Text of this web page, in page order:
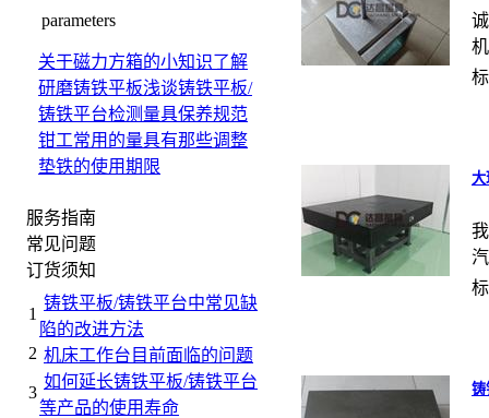
parameters
关于磁力方箱的小知识了解
研磨铸铁平板浅谈铸铁平板/
铸铁平台检测量具保养规范
钳工常用的量具有那些调整
垫铁的使用期限
服务指南
常见问题
订货须知
1
铸铁平板/铸铁平台中常见缺
陷的改进方法
2 机床工作台目前面临的问题
3
如何延长铸铁平板/铸铁平台
等产品的使用寿命
大
铸